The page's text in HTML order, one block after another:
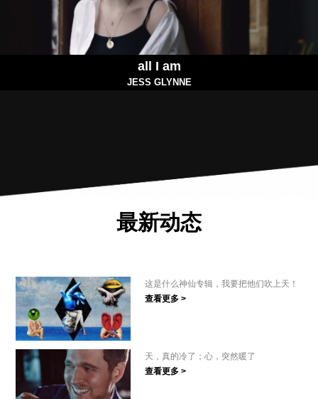
all I am
JESS GLYNNE
最新动态
这是什么神仙专辑，我要把他们吹上天！
查看更多 >
天，真的冷了；心，突然暖了
查看更多 >